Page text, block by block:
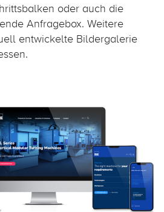
oder auch die
Anfragebox. Weitere
entwickelte Bildergalerie